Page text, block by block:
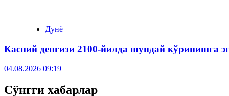
Дунё
Каспий денгизи 2100-йилда шундай кўринишга
04.08.2026 09:19
Сўнгги хабарлар